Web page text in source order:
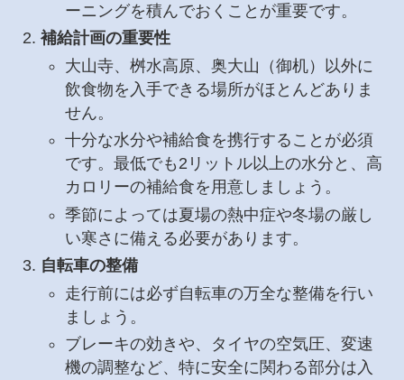
ーニングを積んでおくことが重要です。
補給計画の重要性
大山寺、桝水高原、奥大山（御机）以外に
飲食物を入手できる場所がほとんどありま
せん。
十分な水分や補給食を携行することが必須
です。最低でも2リットル以上の水分と、高
カロリーの補給食を用意しましょう。
季節によっては夏場の熱中症や冬場の厳し
い寒さに備える必要があります。
自転車の整備
走行前には必ず自転車の万全な整備を行い
ましょう。
ブレーキの効きや、タイヤの空気圧、変速
機の調整など、特に安全に関わる部分は入